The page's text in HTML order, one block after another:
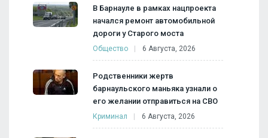
В Барнауле в рамках нацпроекта
начался ремонт автомобильной
дороги у Старого моста
Общество 6 Августа, 2026
Родственники жертв
барнаульского маньяка узнали о
его желании отправиться на СВО
Криминал 6 Августа, 2026